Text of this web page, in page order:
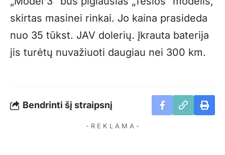
skirtas masinei rinkai. Jo kaina prasideda
nuo 35 tūkst. JAV dolerių. Įkrauta baterija
jis turėtų nuvažiuoti daugiau nei 300 km.
Bendrinti šį straipsnį
- R E K L A M A -